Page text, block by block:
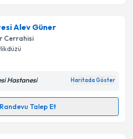
Örnekiçin randevu takvimi talebi
randevu almanız için bir
e-posta ile bilgilendireceğiz.
işlenmesine ilişkinAydınlatma
Alev Güner
Cerrahisi
Hastanesi Haritada Göster
Randevu Talep Et
Talebi